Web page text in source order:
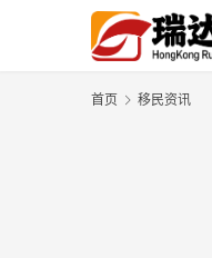
首页 移民资讯